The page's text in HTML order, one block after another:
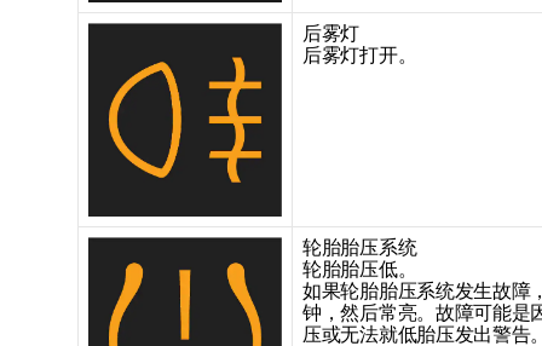
后雾灯
后雾灯打开。
轮胎胎压系统
轮胎胎压低。
如果轮胎胎压系统发生故障
钟，然后常亮。故障可能是
压或无法就低胎压发出警告